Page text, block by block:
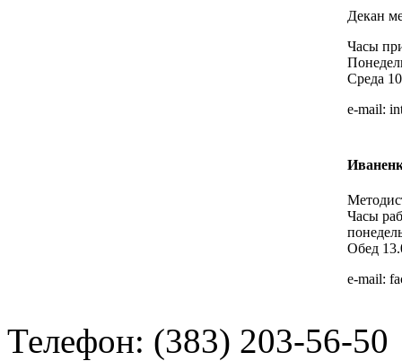
Декан
Часы
Среда
e-mail:
Часы
Обед
e-mail:
Телефон: (383) 203-56-50